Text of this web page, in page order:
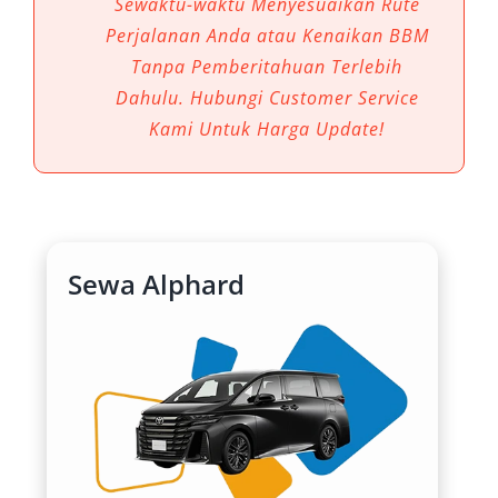
diminati. Bukan hanya karena tampilan
mewahnya, tetapi karena fungsi, kenyamanan,
dan fleksibilitas yang ditawarkan sangat
mendukung kebutuhan mobilitas masyarakat
mobil Alphard Pontianak kini hadir lebih luas,
1. Kenyamanan Tingkat Tinggi
untuk Penumpang
Toyota Alphard dirancang sebagai MPV
premium yang memprioritaskan kenyamanan
kelas atas. Kabin lapang, fitur captain seat
yang ergonomis, dan sistem suspensi empuk
Perjalanan Anda atau Kenaikan BBM
Tanpa Pemberitahuan Terlebih
Dahulu. Hubungi Customer Service
Kami Untuk Harga Update!
Sewa Alphard